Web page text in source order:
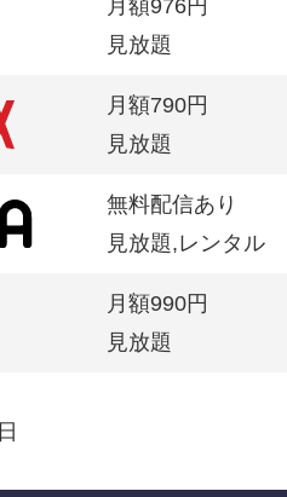
月額976円
見放題
月額790円
見放題
無料配信あり
見放題,レンタル
月額990円
見放題